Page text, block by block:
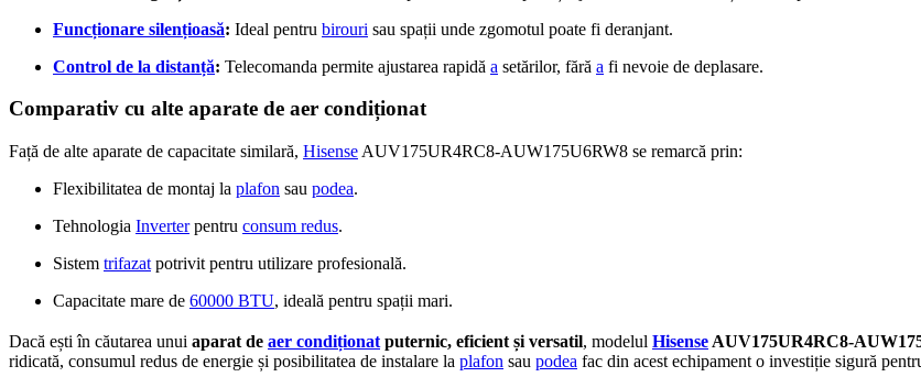
Funcționare silențioasă: Ideal pentru birouri sau spații unde zgomotul poate fi deranjant.
Control de la distanță: Telecomanda permite ajustarea rapidă a setărilor, fără a fi nevoie de deplasare.
Comparativ cu alte aparate de aer condiționat
Față de alte aparate de capacitate similară, Hisense AUV175UR4RC8-AUW175U6RW8 se remarcă prin:
Flexibilitatea de montaj la plafon sau podea.
Tehnologia Inverterpentru consum redus.
Sistem trifazat potrivit pentru utilizare profesională.
Capacitate mare de 60000 BTU, ideală pentru spații mari.
Dacă ești în căutarea unui aparat de aer condiționat puternic, eficient și versatil, modelul Hisense AUV175UR4RC8-
ridicată, consumul redus de energie și posibilitatea de instalare la plafon sau podea fac din acest echipament o investiție sigură